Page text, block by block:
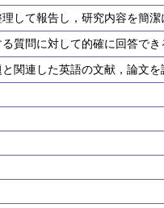
理して報告し，研究内容を簡
る質問に対して的確に回答でき
と関連した英語の文献，論文